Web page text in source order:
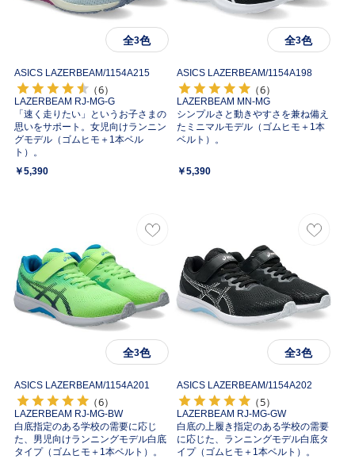
全3色
ASICS LAZERBEAM/1154A215
（6）
LAZERBEAM RJ-MG-G
「速く走りたい」というお子さまの
思いをサポート。女児向けランニン
グモデル（ゴムヒモ＋1本ベル
ト）。
￥5,390
全3色
ASICS LAZERBEAM/1154A198
（6）
LAZERBEAM MN-MG
シンプルさと動きやすさを兼ね備え
たミニマルモデル（ゴムヒモ＋1本
ベルト）。
￥5,390
全3色
ASICS LAZERBEAM/1154A201
（6）
LAZERBEAM RJ-MG-BW
白底指定のある学校の需要に応じ
た、男児向けランニングモデル白底
タイプ（ゴムヒモ＋1本ベルト）。
全3色
ASICS LAZERBEAM/1154A202
（5）
LAZERBEAM RJ-MG-GW
白底の上履き指定のある学校の需要
に応じた、ランニングモデル白底タ
イプ（ゴムヒモ＋1本ベルト）。